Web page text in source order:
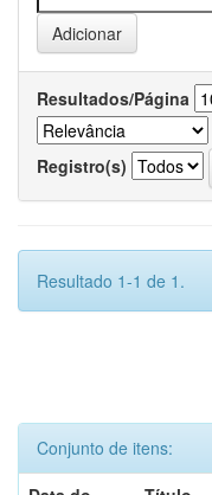
Resultados/Página
Registro(s)
Resultado 1-1 de 1.
Conjunto de itens: